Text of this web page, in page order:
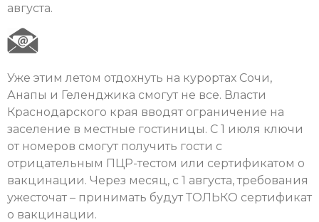
августа.
Уже этим летом отдохнуть на курортах Сочи,
Анапы и Геленджика смогут не все. Власти
Краснодарского края вводят ограничение на
заселение в местные гостиницы. С 1 июля ключи
от номеров смогут получить гости с
отрицательным ПЦР-тестом или сертификатом о
вакцинации. Через месяц, с 1 августа, требования
ужесточат – принимать будут ТОЛЬКО сертификат
о вакцинации.